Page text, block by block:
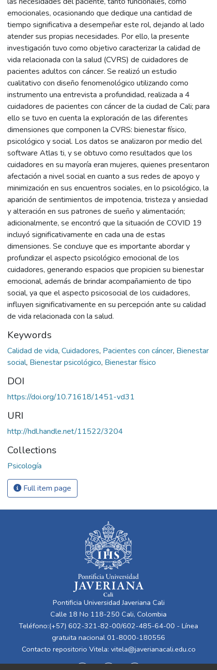
emocionales, ocasionando que dedique una cantidad de
tiempo significativa a desempeñar este rol, dejando al lado
atender sus propias necesidades. Por ello, la presente
investigación tuvo como objetivo caracterizar la calidad de
vida relacionada con la salud (CVRS) de cuidadores de
pacientes adultos con cáncer. Se realizó un estudio
cualitativo con diseño fenomenológico utilizando como
instrumento una entrevista a profundidad, realizada a 4
cuidadores de pacientes con cáncer de la ciudad de Cali; para
ello se tuvo en cuenta la exploración de las diferentes
dimensiones que componen la CVRS: bienestar físico,
psicológico y social. Los datos se analizaron por medio del
software Atlas ti, y se obtuvo como resultados que los
cuidadores en su mayoría eran mujeres, quienes presentaron
afectación a nivel social en cuanto a sus redes de apoyo y
minimización en sus encuentros sociales, en lo psicológico, la
aparición de sentimientos de impotencia, tristeza y ansiedad
y alteración en sus patrones de sueño y alimentación;
adicionalmente, se encontró que la situación de COVID 19
incluyó significativamente en cada una de estas
dimensiones. Se concluye que es importante abordar y
profundizar el aspecto psicológico emocional de los
cuidadores, generando espacios que propicien su bienestar
emocional, además de brindar acompañamiento de tipo
social, ya que el aspecto psicosocial de los cuidadores,
influyen significativamente en su percepción ante su calidad
de vida relacionada con la salud.
Keywords
Calidad de vida, Cuidadores, Pacientes con cáncer, Bienestar
social, Bienestar psicológico, Bienestar físico
DOI
https://doi.org/10.71618/1451-vd31
URI
http://hdl.handle.net/11522/3204
Collections
Psicología
Full item page
Pontificia Universidad Javeriana Cali
Calle 18 No 118-250 Cali, Colombia
Teléfono:(+57) 602-321-82-00/602-485-64-00 - Línea
gratuita nacional 01-8000-180556
Contacto repositorio Vitela: vitela@javerianacali.edu.co